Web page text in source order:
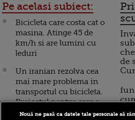
Pe acelasi subiect:
Bicicleta care costa cat o
masina. Atinge 45 de
km/h si are lumini cu
leduri
Un iranian rezolva cea
mai mare problema in
transportul cu bicicleta.
Proiectul pentru care a
strans peste 4.000 de lire
de
Nouă ne pasă ca datele tale personale să